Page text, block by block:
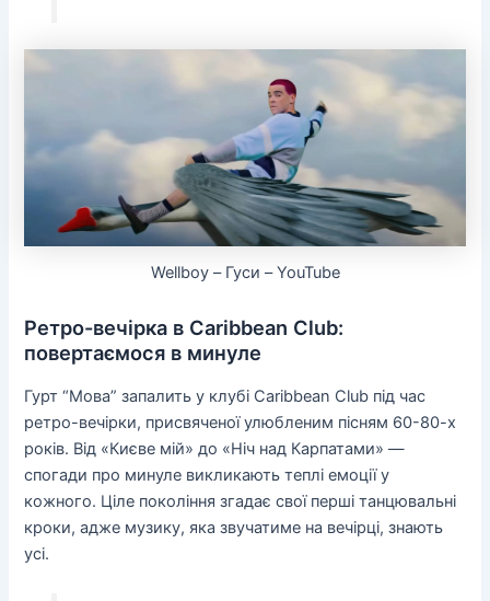
Wellboy – Гуси – YouTube
Ретро-вечірка в Caribbean Club:
повертаємося в минуле
Гурт “Мова” запалить у клубі Caribbean Club під час
ретро-вечірки, присвяченої улюбленим пісням 60-80-х
років. Від «Києве мій» до «Ніч над Карпатами» —
спогади про минуле викликають теплі емоції у
кожного. Ціле покоління згадає свої перші танцювальні
кроки, адже музику, яка звучатиме на вечірці, знають
усі.